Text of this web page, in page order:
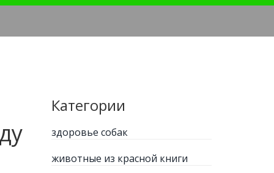
Категории
здоровье собак
животные из красной книги